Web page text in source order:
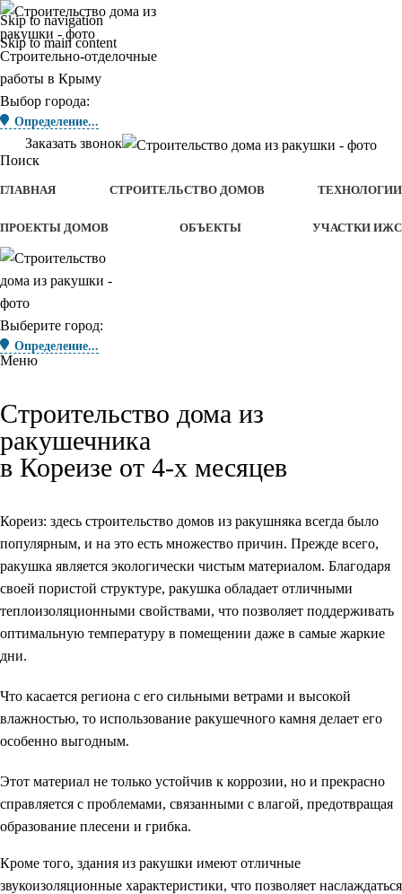
Skip to navigation
Skip to main content
Строительно-отделочные
работы в Крыму
Выбор города:
Определение...
Заказать звонок
Поиск
ГЛАВНАЯ СТРОИТЕЛЬСТВО ДОМОВ ТЕХНОЛОГИИ
ПРОЕКТЫ ДОМОВ ОБЪЕКТЫ УЧАСТКИ ИЖС
Выберите город:
Определение...
Меню
Строительство дома из
ракушечника
в Кореизе от 4-х месяцев
Кореиз: здесь строительство домов из ракушняка всегда было
популярным, и на это есть множество причин. Прежде всего,
ракушка является экологически чистым материалом. Благодаря
своей пористой структуре, ракушка обладает отличными
теплоизоляционными свойствами, что позволяет поддерживать
оптимальную температуру в помещении даже в самые жаркие
дни.
Что касается региона с его сильными ветрами и высокой
влажностью, то использование ракушечного камня делает его
особенно выгодным.
Этот материал не только устойчив к коррозии, но и прекрасно
справляется с проблемами, связанными с влагой, предотвращая
образование плесени и грибка.
Кроме того, здания из ракушки имеют отличные
звукоизоляционные характеристики, что позволяет наслаждаться